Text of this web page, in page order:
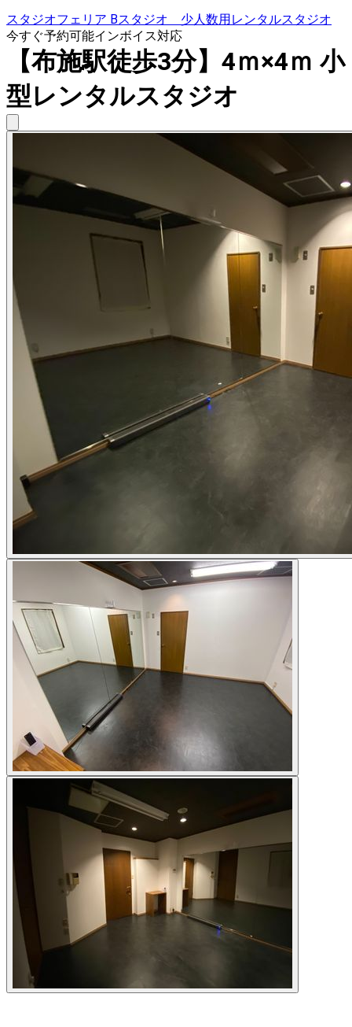
スタジオフェリア Bスタジオ 少人数用レンタルスタジオ
今すぐ予約可能インボイス対応
【布施駅徒歩3分】4ｍ×4ｍ 小
型レンタルスタジオ